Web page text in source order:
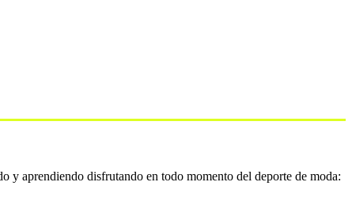
y aprendiendo disfrutando en todo momento del deporte de moda: